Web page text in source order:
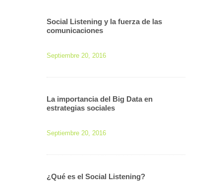
Social Listening y la fuerza de las
comunicaciones
Septiembre 20, 2016
La importancia del Big Data en
estrategias sociales
Septiembre 20, 2016
¿Qué es el Social Listening?